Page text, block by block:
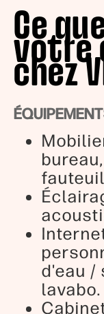
Ce
votre
chez
d'eau /
lavabo.